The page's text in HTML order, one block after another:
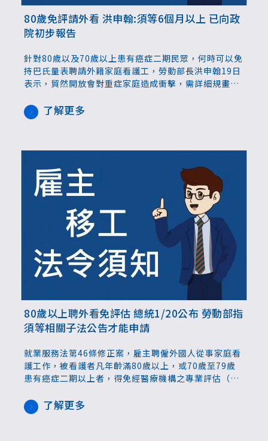
80歲免評請外看 洪申翰:須等6個月以上 已向政
院初步報告
針對80歲以及70歲以上患有癌症二期民眾，何時可以免
持巴氏量表聘請外籍家庭看護工，勞動部長洪申翰19日
表示，貿然開放會對重症家庭造成衝擊，需詳細規畫配
了解更多
80歲以上聘外看免評估 總統1/20公布 勞動部指
須等相關子法公告才能申請
就業服務法第46條修正案，雇主聘僱外國人從事家庭看
護工作，被看護者凡年齡滿80歲以上，或70歲至79歲
患有癌症二期以上者，得免經醫療機構之專業評估（即
指出，符合資格的國人，須等勞動部修正相關子法後，
方能提出申請，現階段僅是法律案公布。
了解更多